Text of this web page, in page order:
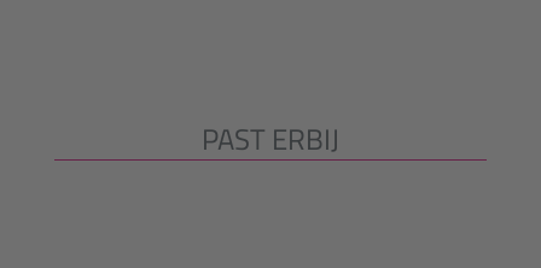
Productgalerij overslaanPAST ERBIJ